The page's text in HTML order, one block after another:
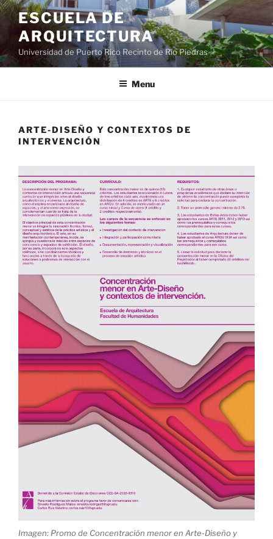
ESCUELA DE
ARQUITECTURA
Universidad de Puerto Rico Recinto de Río Piedras
Menu
ARTE-DISEÑO Y CONTEXTOS DE
INTERVENCIÓN
Imagen: Promo de Concentración menor en Arte-Diseño y